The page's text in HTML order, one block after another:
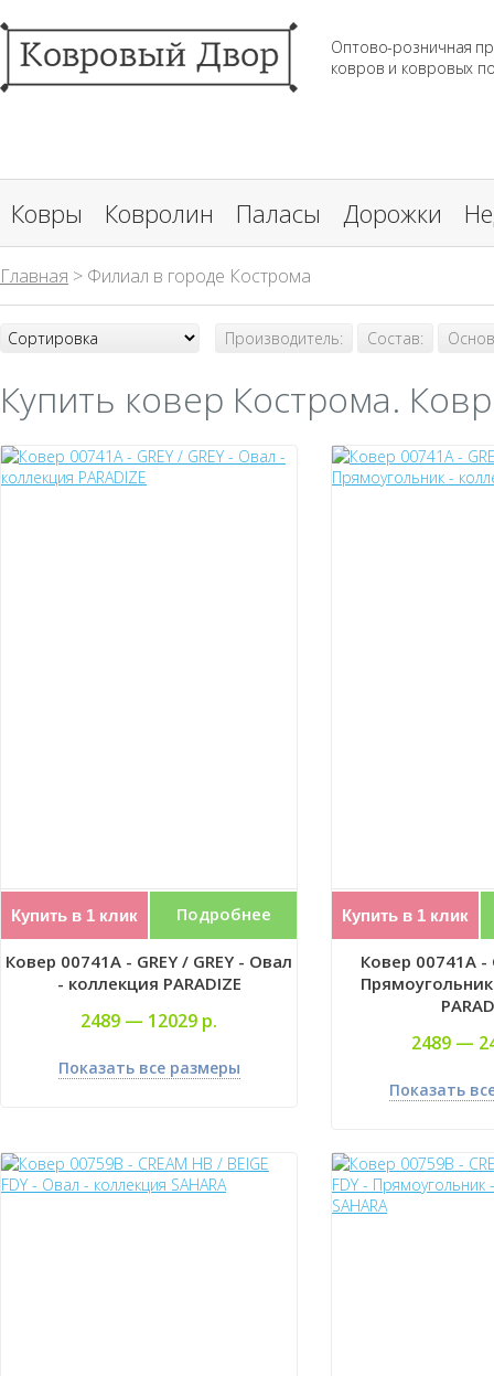
Оптово-розничная
ковров и ковровых
Ковры Ковролин Паласы Дорожки
Главная > Филиал в городе Кострома
Производитель: Состав:
Купить ковер Кострома.
Купить в 1 клик Подробнее
Ковер 00741A - GREY / GREY - Овал
- коллекция PARADIZE
2489 — 12029 р.
Показать все размеры
Купить в 1 клик
Ковер 00741A -
2489 —
Показать